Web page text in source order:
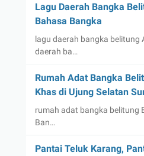
Lagu Daerah Bangka
Bahasa Bangka
lagu daerah bangka belitung
daerah ba…
Rumah Adat Bangka
Khas di Ujung Selatan
rumah adat bangka belitung
Ban…
Pantai Teluk Karang,